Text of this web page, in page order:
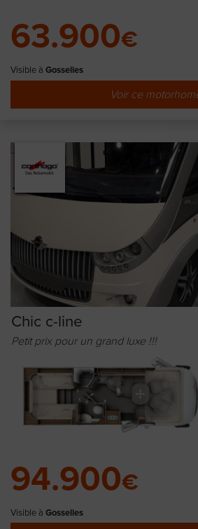
63.900€
Visible à Gosselies
Voir ce
Chic c-line
Petit prix pour un grand luxe !!!
94.900€
Visible à Gosselies